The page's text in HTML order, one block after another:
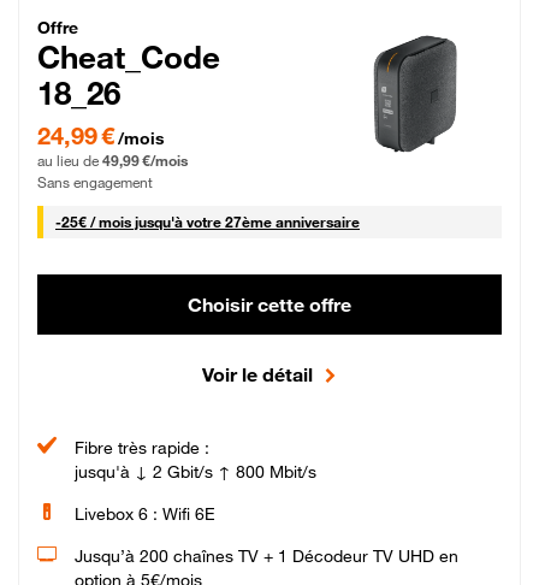
Cheat_Code Fibre_18_26
Offre
Cheat_Code
18_26
24,99 € par mois pendant 0 mois puis 49,99 € par mois, Sans engagement
24,99 €/mois
au lieu de 49,99 €/mois
Sans engagement
-25€ / mois25 € par mois
jusqu'à votre 27ème anniversaire
Choisir cette offre
Voir le détail
Fibre très rapide :
jusqu'à ↓ 2 Gbit/s ↑ 800 Mbit/s
Livebox 6 : Wifi 6E
Jusqu’à 200 chaînes TV + 1 Décodeur TV UHD en
option à 5€/mois